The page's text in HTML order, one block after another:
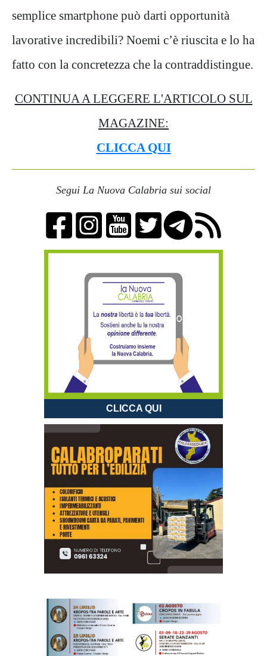
semplice smartphone può darti opportunità
lavorative incredibili? Noemi c’è riuscita e lo ha
fatto con la concretezza che la contraddistingue.
CONTINUA A LEGGERE L'ARTICOLO SUL
MAGAZINE:
CLICCA QUI
Segui La Nuova Calabria sui social
CLICCA QUI